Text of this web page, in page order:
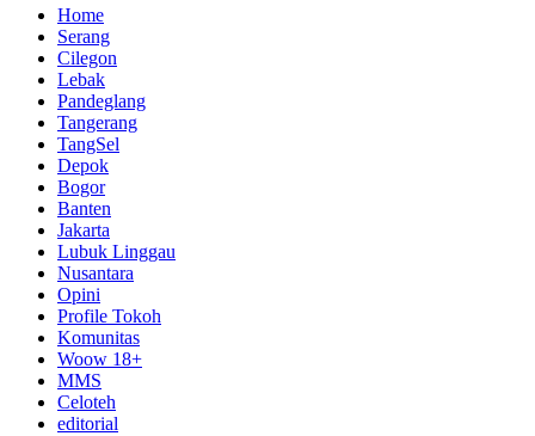
Home
Serang
Cilegon
Lebak
Pandeglang
Tangerang
TangSel
Depok
Bogor
Banten
Jakarta
Lubuk Linggau
Nusantara
Opini
Profile Tokoh
Komunitas
Woow 18+
MMS
Celoteh
editorial